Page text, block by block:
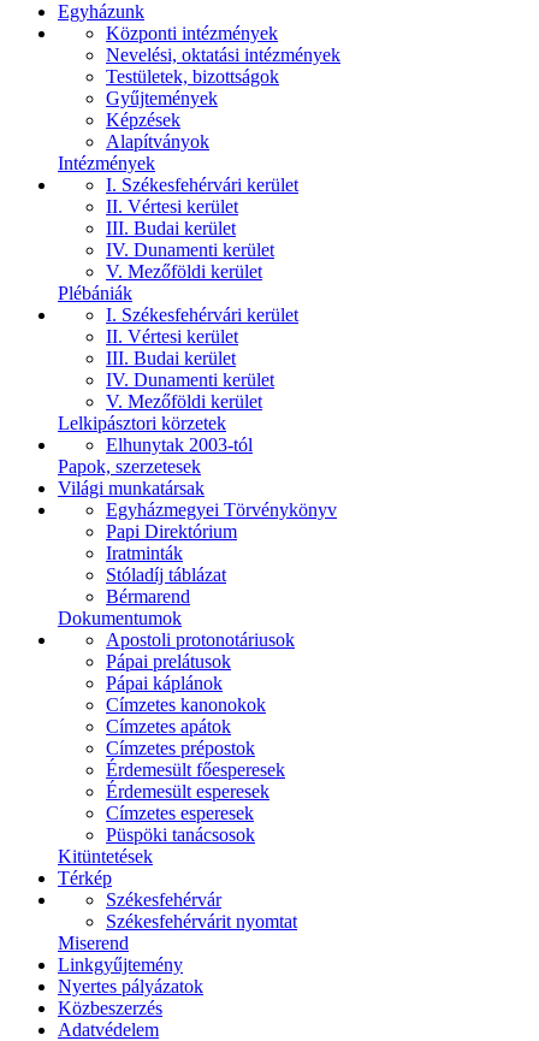
Egyházunk
Központi intézmények
Nevelési, oktatási intézmények
Testületek, bizottságok
Gyűjtemények
Képzések
Alapítványok
Intézmények
I. Székesfehérvári kerület
II. Vértesi kerület
III. Budai kerület
IV. Dunamenti kerület
V. Mezőföldi kerület
Plébániák
I. Székesfehérvári kerület
II. Vértesi kerület
III. Budai kerület
IV. Dunamenti kerület
V. Mezőföldi kerület
Lelkipásztori körzetek
Elhunytak 2003-tól
Papok, szerzetesek
Világi munkatársak
Egyházmegyei Törvénykönyv
Papi Direktórium
Iratminták
Stóladíj táblázat
Bérmarend
Dokumentumok
Apostoli protonotáriusok
Pápai prelátusok
Pápai káplánok
Címzetes kanonokok
Címzetes apátok
Címzetes prépostok
Érdemesült főesperesek
Érdemesült esperesek
Címzetes esperesek
Püspöki tanácsosok
Kitüntetések
Térkép
Székesfehérvár
Székesfehérvárit nyomtat
Miserend
Linkgyűjtemény
Nyertes pályázatok
Közbeszerzés
Adatvédelem